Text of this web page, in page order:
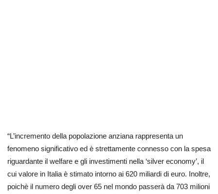
“L’incremento della popolazione anziana rappresenta un
fenomeno significativo ed è strettamente connesso con la spesa
riguardante il welfare e gli investimenti nella ‘silver economy’, il
cui valore in Italia è stimato intorno ai 620 miliardi di euro. Inoltre,
poichè il numero degli over 65 nel mondo passerà da 703 milioni